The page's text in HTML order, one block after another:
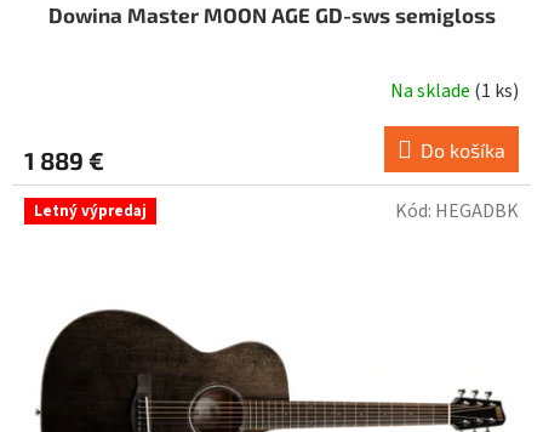
Dowina Master MOON AGE GD-sws semigloss
Na sklade (1 ks)
1 889 € Do košíka
Letný výpredaj Kód: HEGADBK